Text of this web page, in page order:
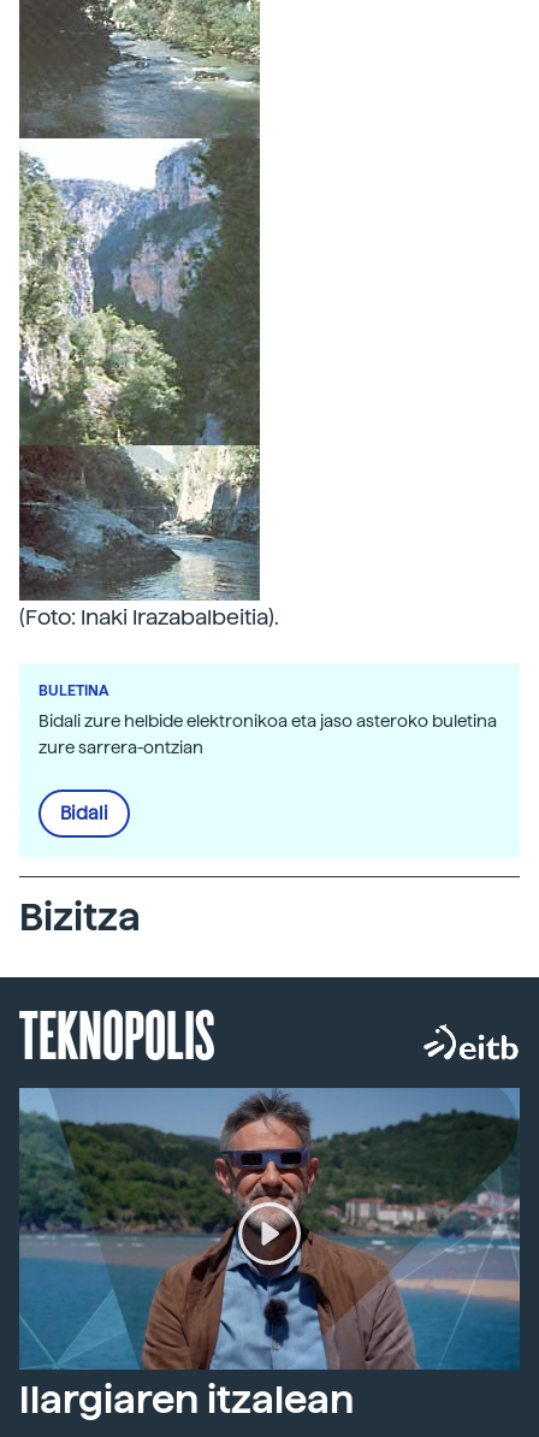
(Foto: Inaki Irazabalbeitia).
BULETINA
Bidali zure helbide elektronikoa eta jaso asteroko buletina
zure sarrera-ontzian
Bidali
Bizitza
TEKNOPOLIS
Ilargiaren itzalean